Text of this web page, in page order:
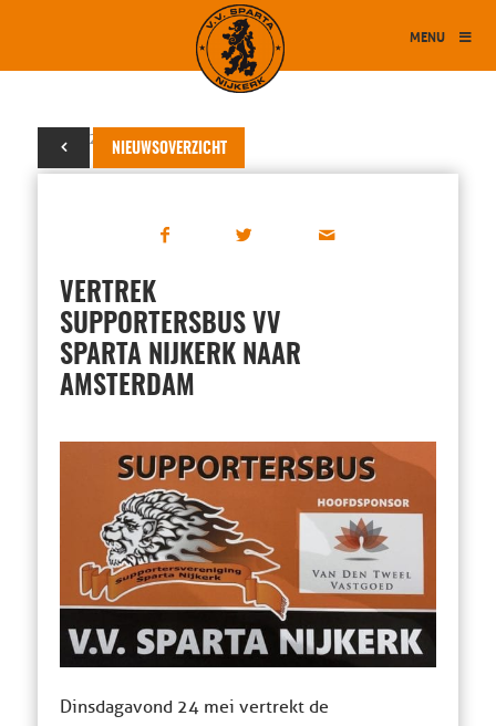
MENU
NIEUWSOVERZICHT
19 mei 2022
VERTREK
SUPPORTERSBUS VV
SPARTA NIJKERK NAAR
AMSTERDAM
Dinsdagavond 24 mei vertrekt de